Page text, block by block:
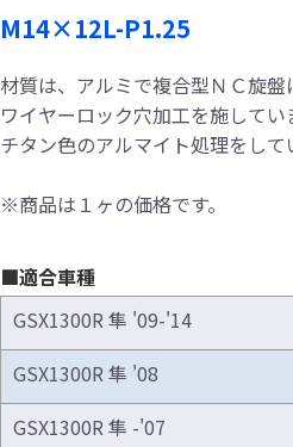
M14×12L-P1.25
材質は、アルミで複合型ＮＣ旋盤
ワイヤーロック穴加工を施してい
チタン色のアルマイト処理をして
※商品は１ヶの価格です。
■適合車種
GSX1300R 隼 '09-'14
GSX1300R 隼 '08
GSX1300R 隼 -'07